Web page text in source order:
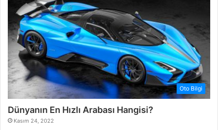
Oto Bilgi
Dünyanın En Hızlı Arabası Hangisi?
Kasım 24, 2022